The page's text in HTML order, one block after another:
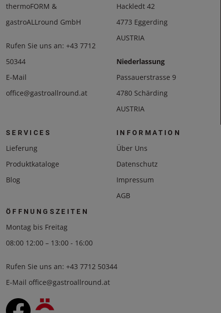
thermoFORM &
gastroALLround GmbH
Rufen Sie uns an: +43 7712
50344
E-Mail
office@gastroallround.at
Hackledt 42
4773 Eggerding
AUSTRIA
Niederlassung
Passauerstrasse 9
4780 Schärding
AUSTRIA
SERVICES
Lieferung
Produktkataloge
Blog
INFORMATION
Über Uns
Datenschutz
Impressum
AGB
ÖFFNUNGSZEITEN
Montag bis Freitag
08:00 12:00 – 13:00 - 16:00
Rufen Sie uns an: +43 7712 50344
E-Mail office@gastroallround.at